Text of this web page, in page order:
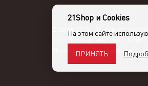
21shop 2026 -
Интернет-
ООО "Кольца Нептуна", ИНН
Политика
21Shop и Cookies
На этом сайте
ПРИНЯТЬ